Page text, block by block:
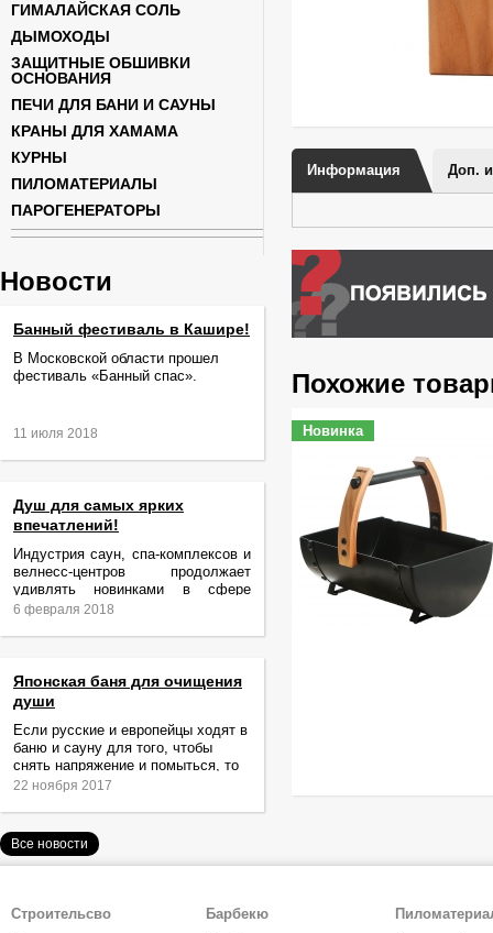
Информация Доп.
Похожие
Новинка
ГИМАЛАЙСКАЯ СОЛЬ
ДЫМОХОДЫ
ЗАЩИТНЫЕ ОБШИВКИ
ОСНОВАНИЯ
ПЕЧИ ДЛЯ БАНИ И САУНЫ
КРАНЫ ДЛЯ ХАМАМА
КУРНЫ
ПИЛОМАТЕРИАЛЫ
ПАРОГЕНЕРАТОРЫ
Новости
Банный фестиваль в Кашире!
В Московской области прошел
фестиваль «Банный спас».
11 июля 2018
Душ для самых ярких
впечатлений!
Индустрия саун, спа-комплексов и
велнесс-центров продолжает
удивлять новинками в сфере
релаксации и ухода за телом.
6 февраля 2018
Японская баня для очищения
души
Если русские и европейцы ходят в
баню и сауну для того, чтобы
снять напряжение и помыться, то
жители Японии идут туда за
22 ноября 2017
Все новости
Строительсво
Барбекю